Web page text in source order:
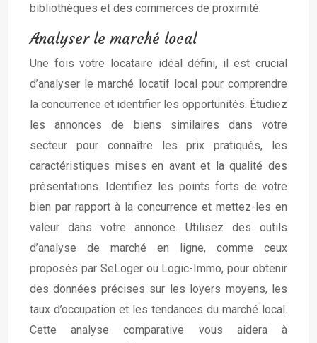
bibliothèques et des commerces de proximité.
Analyser le marché local
Une fois votre locataire idéal défini, il est crucial
d’analyser le marché locatif local pour comprendre
la concurrence et identifier les opportunités. Étudiez
les annonces de biens similaires dans votre
secteur pour connaître les prix pratiqués, les
caractéristiques mises en avant et la qualité des
présentations. Identifiez les points forts de votre
bien par rapport à la concurrence et mettez-les en
valeur dans votre annonce. Utilisez des outils
d’analyse de marché en ligne, comme ceux
proposés par SeLoger ou Logic-Immo, pour obtenir
des données précises sur les loyers moyens, les
taux d’occupation et les tendances du marché local.
Cette analyse comparative vous aidera à